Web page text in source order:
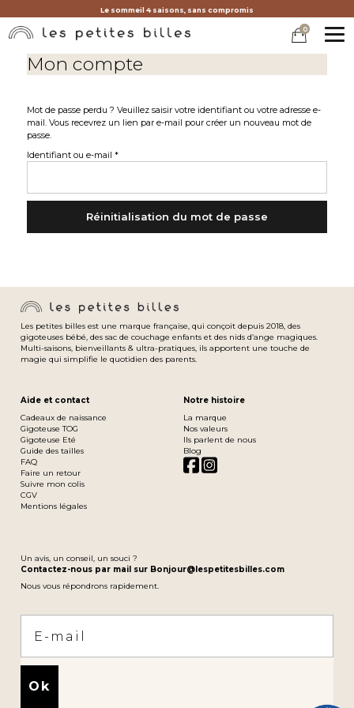
Le sommeil 4 saisons, sans compromis
0
Mon compte
Mot de passe perdu ? Veuillez saisir votre identifiant ou votre adresse e-
mail. Vous recevrez un lien par e-mail pour créer un nouveau mot de
passe.
Identifiant ou e-mail *Obligatoire
Réinitialisation du mot de passe
Les petites billes est une marque française, qui conçoit depuis 2018, des
gigoteuses bébé, des sac de couchage enfants et des nids d’ange magiques.
Multi-saisons, bienveillants & ultra-pratiques, ils apportent une touche de
magie qui simplifie le quotidien des parents.
Aide et contact
Cadeaux de naissance
Gigoteuse TOG
Gigoteuse Eté
Guide des tailles
FAQ
Faire un retour
Suivre mon colis
CGV
Mentions légales
Notre histoire
La marque
Nos valeurs
Ils parlent de nous
Blog
Un avis, un conseil, un souci ?
Contactez-nous par mail sur Bonjour@lespetitesbilles.com
Nous vous répondrons rapidement.
Ok